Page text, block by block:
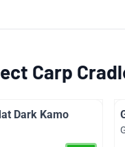
Carp
Dark Kamo